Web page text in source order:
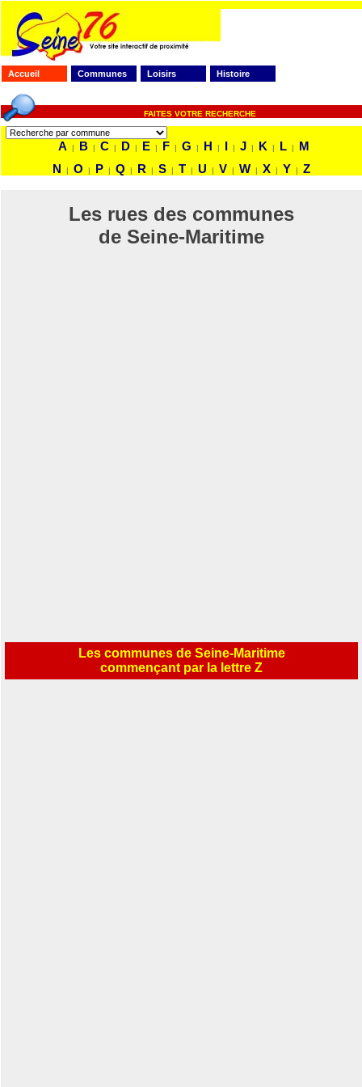
Accueil Communes Loisirs Histoire
FAITES VOTRE RECHERCHE
A | B | C | D | E | F | G | H | I | J | K | L |
M
N
| O | P | Q | R | S | T | U | V | W | X | Y | Z
Les rues des communes
de Seine-Maritime
Les communes de Seine-Maritime
commençant par la lettre Z